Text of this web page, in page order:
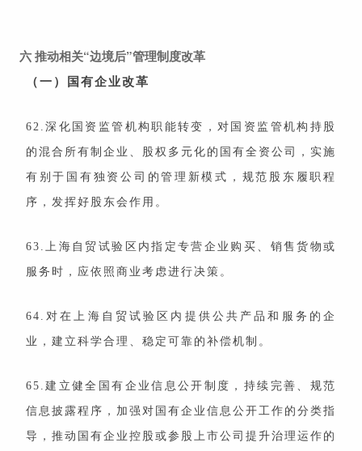
六 推动相关“边境后”管理制度改革
（一）国有企业改革
62.深化国资监管机构职能转变，对国资监管机构持股
的混合所有制企业、股权多元化的国有全资公司，实施
有别于国有独资公司的管理新模式，规范股东履职程
序，发挥好股东会作用。
63.上海自贸试验区内指定专营企业购买、销售货物或
服务时，应依照商业考虑进行决策。
64.对在上海自贸试验区内提供公共产品和服务的企
业，建立科学合理、稳定可靠的补偿机制。
65.建立健全国有企业信息公开制度，持续完善、规范
信息披露程序，加强对国有企业信息公开工作的分类指
导，推动国有企业控股或参股上市公司提升治理运作的